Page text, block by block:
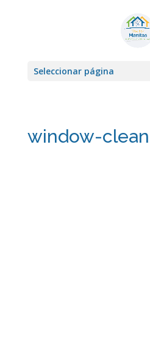
Seleccionar página
window-